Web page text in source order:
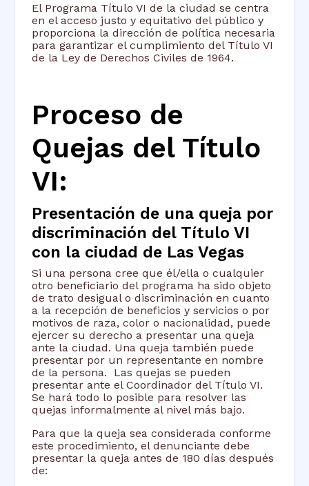
El Programa Título VI de la ciudad se centra
en el acceso justo y equitativo del público y
proporciona la dirección de política necesaria
para garantizar el cumplimiento del Título VI
de la Ley de Derechos Civiles de 1964.
Proceso de
Quejas del Título
VI:
Presentación de una queja por
discriminación del Título VI
con la ciudad de Las Vegas
Si una persona cree que él/ella o cualquier
otro beneficiario del programa ha sido objeto
de trato desigual o discriminación en cuanto
a la recepción de beneficios y servicios o por
motivos de raza, color o nacionalidad, puede
ejercer su derecho a presentar una queja
ante la ciudad. Una queja también puede
presentar por un representante en nombre
de la persona. Las quejas se pueden
presentar ante el Coordinador del Título VI.
Se hará todo lo posible para resolver las
quejas informalmente al nivel más bajo.
Para que la queja sea considerada conforme
este procedimiento, el denunciante debe
presentar la queja antes de 180 días después
de: